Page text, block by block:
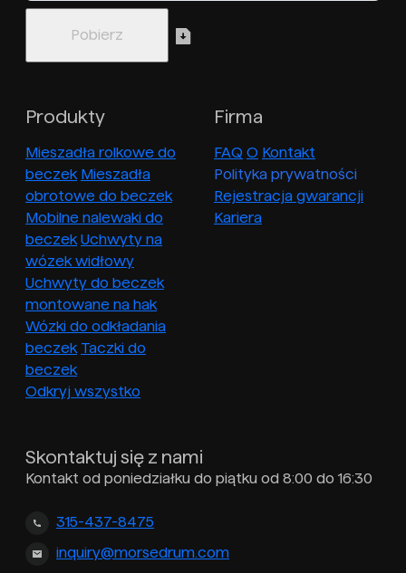
Produkty
Mieszadła rolkowe do
beczek Mieszadła
obrotowe do beczek
Mobilne nalewaki do
beczek Uchwyty na
wózek widłowy
Uchwyty do beczek
montowane na hak
Wózki do odkładania
beczek Taczki do
beczek
Odkryj wszystko
Firma
FAQ O Kontakt
Polityka prywatności
Rejestracja gwarancji
Kariera
Skontaktuj się z nami
Kontakt od poniedziałku do piątku od 8:00 do 16:30
315-437-8475
inquiry@morsedrum.com